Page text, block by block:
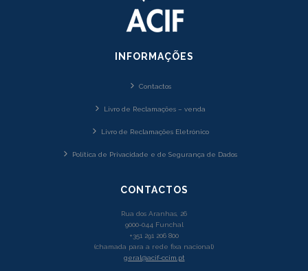
INFORMAÇÕES
Contactos
Livro de Reclamações – venda
Livro de Reclamações Eletrónico
Política de Privacidade e de Segurança de Dados
CONTACTOS
Rua dos Aranhas, 26
9000-044 Funchal
+351 291 206 800
(chamada para a rede fixa nacional)
geral@acif-ccim.pt